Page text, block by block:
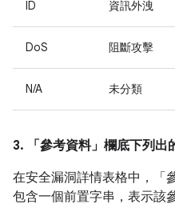
ID 資訊外洩
DoS 阻斷攻擊
N/A 未分類
3. 「參考資料」 欄底下列出
在安全漏洞詳情表格中，「
包含一個前置字串，表示該